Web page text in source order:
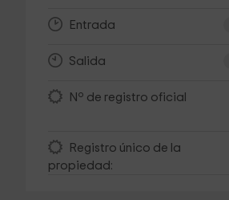
Entrada
Salida
Nº de registro oficial
Registro único de la
propiedad: